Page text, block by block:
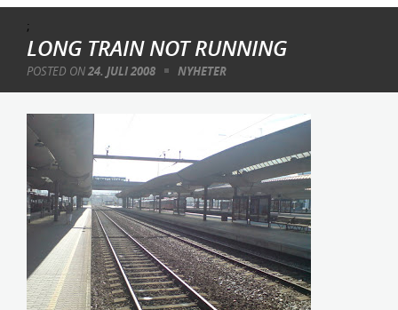
;
LONG TRAIN NOT RUNNING
POSTED ON24. JULI 2008 NYHETER